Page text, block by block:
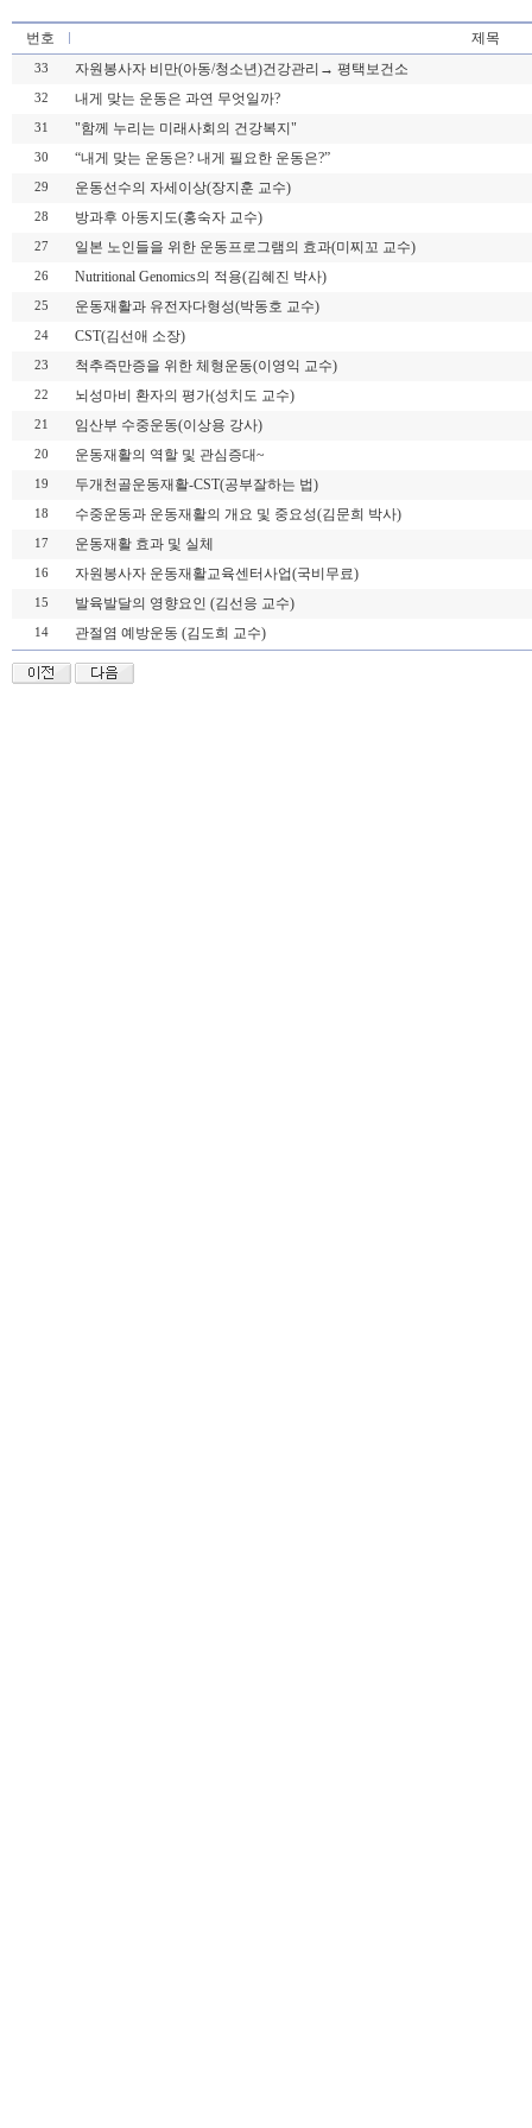
번호 제목
33 자원봉사자 비만(아동/청소년)건강관리→ 평택보건소
32 내게 맞는 운동은 과연 무엇일까?
31 "함께 누리는 미래사회의 건강복지"
30 “내게 맞는 운동은? 내게 필요한 운동은?”
29 운동선수의 자세이상(장지훈 교수)
28 방과후 아동지도(홍숙자 교수)
27 일본 노인들을 위한 운동프로그램의 효과(미찌꼬 교수)
26 Nutritional Genomics의 적용(김혜진 박사)
25 운동재활과 유전자다형성(박동호 교수)
24 CST(김선애 소장)
23 척추즉만증을 위한 체형운동(이영익 교수)
22 뇌성마비 환자의 평가(성치도 교수)
21 임산부 수중운동(이상용 강사)
20 운동재활의 역할 및 관심증대~
19 두개천골운동재활-CST(공부잘하는 법)
18 수중운동과 운동재활의 개요 및 중요성(김문희 박사)
17 운동재활 효과 및 실체
16 자원봉사자 운동재활교육센터사업(국비무료)
15 발육발달의 영향요인 (김선응 교수)
14 관절염 예방운동 (김도희 교수)